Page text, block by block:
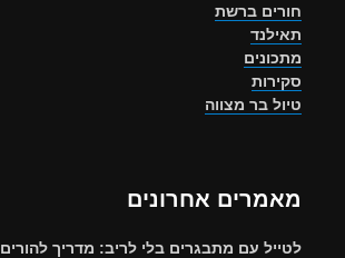
חורים ברשת
תאילנד
מתכונים
סקירות
טיול בר מצווה
מאמרים אחרונים
לטייל עם מתבגרים בלי לריב: מדריך להורים